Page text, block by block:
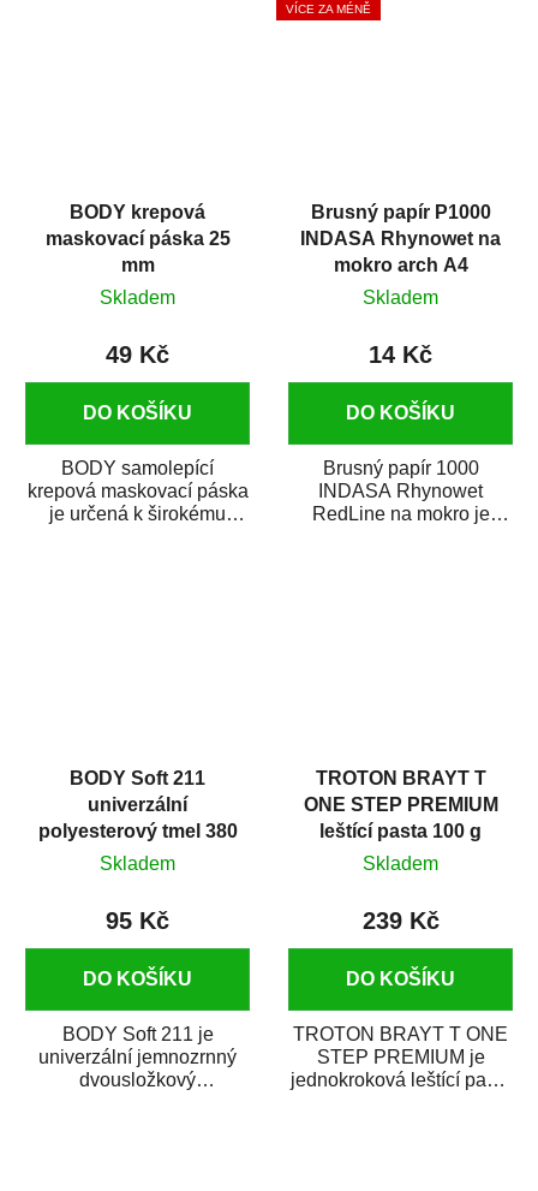
BODY krepová
maskovací páska 25
mm
Skladem
49 Kč
DO KOŠÍKU
BODY samolepící
krepová maskovací páska
je určená k širokému
VÍCE ZA MÉNĚ
Brusný papír P1000
INDASA Rhynowet na
mokro arch A4
Skladem
14 Kč
DO KOŠÍKU
Brusný papír 1000
INDASA Rhynowet
RedLine na mokro je
BODY Soft 211
univerzální
polyesterový tmel 380
g
Skladem
95 Kč
DO KOŠÍKU
BODY Soft 211 je
univerzální jemnozrnný
dvousložkový
TROTON BRAYT T
ONE STEP PREMIUM
leštící pasta 100 g
Skladem
239 Kč
DO KOŠÍKU
TROTON BRAYT T ONE
STEP PREMIUM je
jednokroková leštící pasta